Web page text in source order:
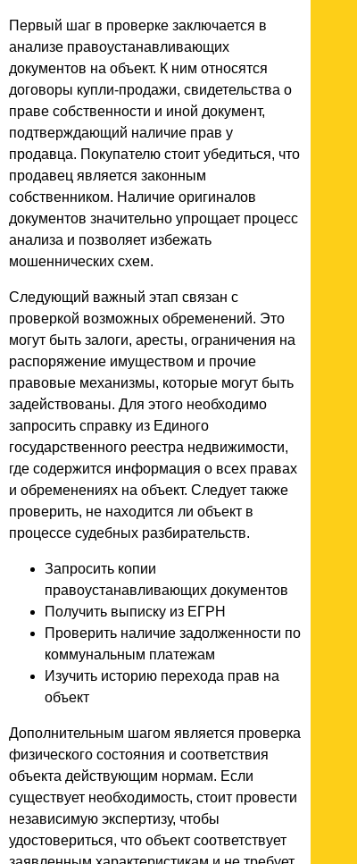
Первый шаг в проверке заключается в
анализе правоустанавливающих
документов на объект. К ним относятся
договоры купли-продажи, свидетельства о
праве собственности и иной документ,
подтверждающий наличие прав у
продавца. Покупателю стоит убедиться, что
продавец является законным
собственником. Наличие оригиналов
документов значительно упрощает процесс
анализа и позволяет избежать
мошеннических схем.
Следующий важный этап связан с
проверкой возможных обременений. Это
могут быть залоги, аресты, ограничения на
распоряжение имуществом и прочие
правовые механизмы, которые могут быть
задействованы. Для этого необходимо
запросить справку из Единого
государственного реестра недвижимости,
где содержится информация о всех правах
и обременениях на объект. Следует также
проверить, не находится ли объект в
процессе судебных разбирательств.
Запросить копии
правоустанавливающих документов
Получить выписку из ЕГРН
Проверить наличие задолженности по
коммунальным платежам
Изучить историю перехода прав на
объект
Дополнительным шагом является проверка
физического состояния и соответствия
объекта действующим нормам. Если
существует необходимость, стоит провести
независимую экспертизу, чтобы
удостовериться, что объект соответствует